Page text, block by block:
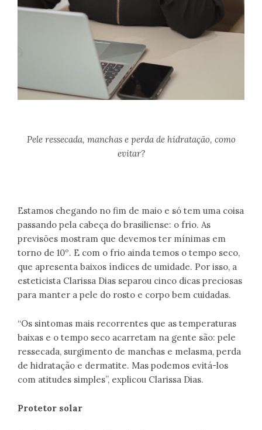
Pele ressecada, manchas e perda de hidratação, como
evitar?
Estamos chegando no fim de maio e só tem uma coisa
passando pela cabeça do brasiliense: o frio. As
previsões mostram que devemos ter mínimas em
torno de 10º. E com o frio ainda temos o tempo seco,
que apresenta baixos índices de umidade. Por isso, a
esteticista Clarissa Dias separou cinco dicas preciosas
para manter a pele do rosto e corpo bem cuidadas.
“Os sintomas mais recorrentes que as temperaturas
baixas e o tempo seco acarretam na gente são: pele
ressecada, surgimento de manchas e melasma, perda
de hidratação e dermatite. Mas podemos evitá-los
com atitudes simples”, explicou Clarissa Dias.
Protetor solar